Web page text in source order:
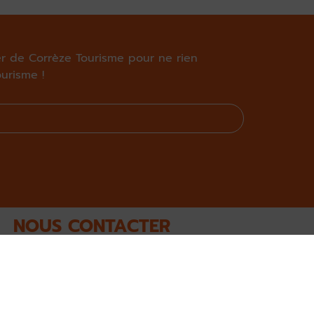
de Corrèze Tourisme pour ne rien
!
NOUS CONTACTER